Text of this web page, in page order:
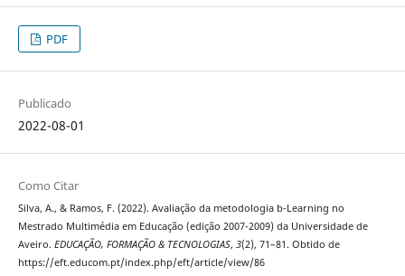
PDF
Publicado
2022-08-01
Como Citar
Silva, A., & Ramos, F. (2022). Avaliação da metodologia b-Learning no
Mestrado Multimédia em Educação (edição 2007-2009) da Universidade de
Aveiro. EDUCAÇÃO, FORMAÇÃO & TECNOLOGIAS, 3(2), 71–81. Obtido de
https://eft.educom.pt/index.php/eft/article/view/86